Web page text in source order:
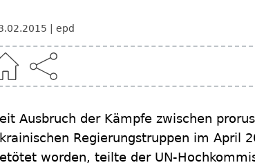
epd
Ausbruch der Kämpfe zwischen
Regierungstruppen im April
worden, teilte der UN-